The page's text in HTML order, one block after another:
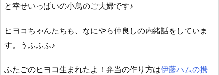
と幸せいっぱいの小鳥のご夫婦です♪
ヒヨコちゃんたちも、なにやら仲良しの内緒話をしていま
す。うふふふ♪
ふたごのヒヨコ生まれたよ！弁当の作り方は伊藤ハムの携